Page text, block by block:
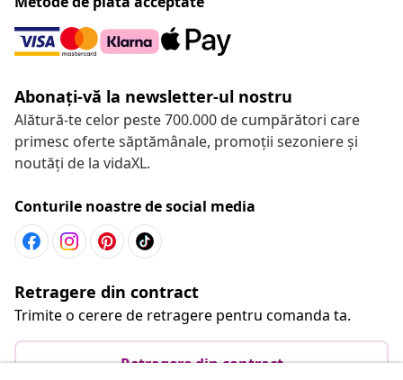
Abonați-vă la newsletter-ul nostru
Alătură-te celor peste 700.000 de cumpărători care
primesc oferte săptămânale, promoții sezoniere și
noutăți de la vidaXL.
Conturile noastre de social media
Retragere din contract
Trimite o cerere de retragere pentru comanda ta.
Retragere din contract